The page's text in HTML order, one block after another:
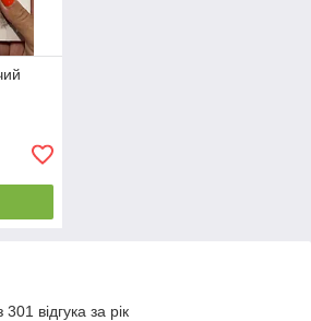
відгука за рік